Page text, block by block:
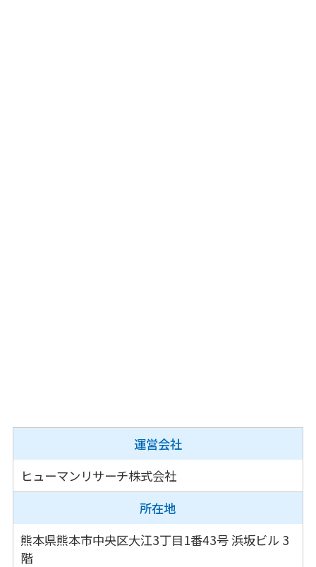
運営会社
ヒューマンリサーチ株式会社
所在地
熊本県熊本市中央区大江3丁目1番43号浜坂ビル 3
階